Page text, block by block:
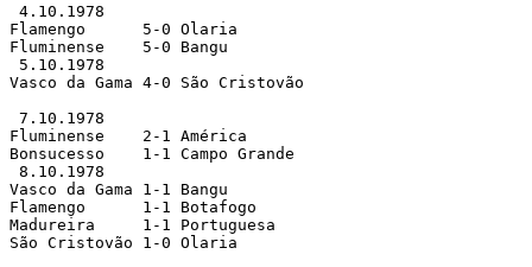
4.10.1978
Flamengo      5-0 Olaria
Fluminense    5-0 Bangu
5.10.1978
Vasco da Gama 4-0 São Cristovão
7.10.1978
Fluminense    2-1 América
Bonsucesso    1-1 Campo Grande
8.10.1978
Vasco da Gama 1-1 Bangu
Flamengo      1-1 Botafogo
Madureira     1-1 Portuguesa
São Cristovão 1-0 Olaria